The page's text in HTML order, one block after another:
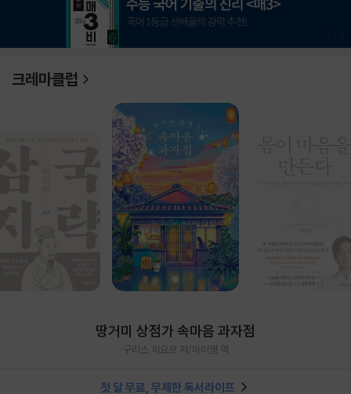
크레마클럽
땅거미 상점가 속마음 과자점
구리스 히요코 저/마미영 역
첫 달 무료, 무제한 독서라이프